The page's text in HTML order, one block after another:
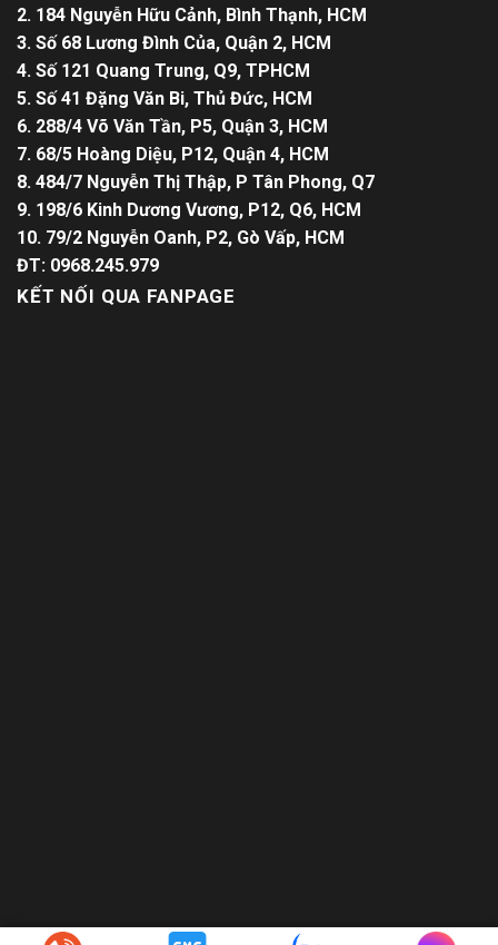
2. 184 Nguyễn Hữu Cảnh, Bình Thạnh, HCM
3. Số 68 Lương Đình Của, Quận 2, HCM
4. Số 121 Quang Trung, Q9, TPHCM
5. Số 41 Đặng Văn Bi, Thủ Đức, HCM
6. 288/4 Võ Văn Tần, P5, Quận 3, HCM
7. 68/5 Hoàng Diệu, P12, Quận 4, HCM
8. 484/7 Nguyễn Thị Thập, P Tân Phong, Q7
9. 198/6 Kinh Dương Vương, P12, Q6, HCM
10. 79/2 Nguyễn Oanh, P2, Gò Vấp, HCM
ĐT: 0968.245.979
KẾT NỐI QUA FANPAGE